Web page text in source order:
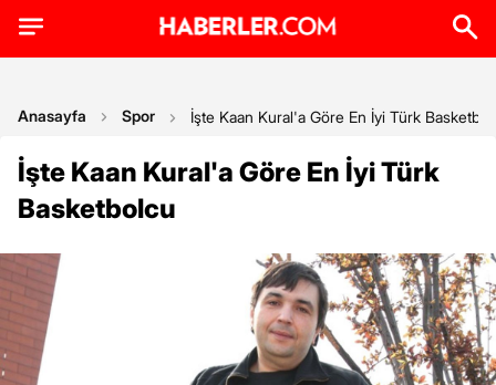
Anasayfa Spor İşte Kaan Kural'a Göre En İyi Türk
İşte Kaan Kural'a Göre En İyi Türk
Basketbolcu